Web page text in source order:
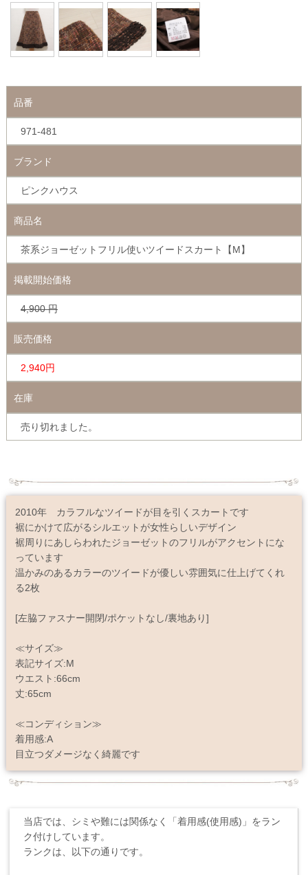
品番
971-481
ブランド
ピンクハウス
商品名
茶系ジョーゼットフリル使いツイードスカート【M】
掲載開始価格
4,900 円
販売価格
2,940円
在庫
売り切れました。
2010年 カラフルなツイードが目を引くスカートです
裾にかけて広がるシルエットが女性らしいデザイン
裾周りにあしらわれたジョーゼットのフリルがアクセントにな
っています
温かみのあるカラーのツイードが優しい雰囲気に仕上げてくれ
る2枚
[左脇ファスナー開閉/ポケットなし/裏地あり]
≪サイズ≫
表記サイズ:M
ウエスト:66cm
丈:65cm
≪コンディション≫
着用感:A
目立つダメージなく綺麗です
当店では、シミや難には関係なく「着用感(使用感)」をラン
ク付けしています。
ランクは、以下の通りです。